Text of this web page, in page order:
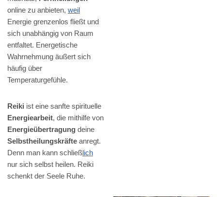
online zu anbieten, weil
Energie grenzenlos fließt und
sich unabhängig von Raum
entfaltet. Energetische
Wahrnehmung äußert sich
häufig über
Temperaturgefühle.
Reiki ist eine sanfte spirituelle
Energiearbeit, die mithilfe von
Energieübertragung deine
Selbstheilungskräfte anregt.
Denn man kann schließlich
nur sich selbst heilen. Reiki
schenkt der Seele Ruhe.